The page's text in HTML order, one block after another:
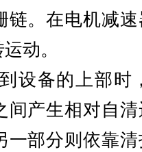
链。在电机减
动。
备的上部时
间产生相对自
一部分则依靠